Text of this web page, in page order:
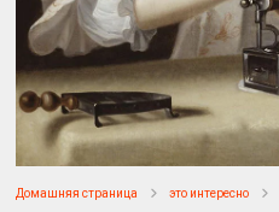
Домашняя страница это интересно